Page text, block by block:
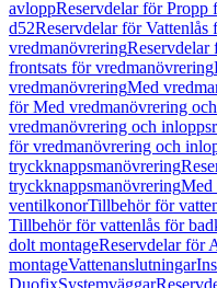
avloppReservdelar för Propp
d52Reservdelar för Vattenlås
vredmanövreringReservdelar
frontsats för vredmanövrering
vredmanövreringMed
för Med vredmanövrering
vredmanövrering och
för vredmanövrering och
tryckknappsmanövrering
tryckknappsmanövreringMed
ventilkonorTillbehör för
Tillbehör för vattenlås för
dolt montageReservdelar för
montageVattenanslutningar
DuofixSystemväggar